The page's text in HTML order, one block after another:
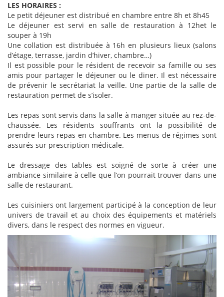
LES HORAIRES :
Le petit déjeuner est distribué en chambre entre 8h et 8h45
Le déjeuner est servi en salle de restauration à 12het le
souper à 19h
Une collation est distribuée à 16h en plusieurs lieux (salons
d’étage, terrasse, jardin d’hiver, chambre…)
Il est possible pour le résident de recevoir sa famille ou ses
amis pour partager le déjeuner ou le diner. Il est nécessaire
de prévenir le secrétariat la veille. Une partie de la salle de
restauration permet de s’isoler.
Les repas sont servis dans la salle à manger située au rez-de-
chaussée. Les résidents souffrants ont la possibilité de
prendre leurs repas en chambre. Les menus de régimes sont
assurés sur prescription médicale.
Le dressage des tables est soigné de sorte à créer une
ambiance similaire à celle que l’on pourrait trouver dans une
salle de restaurant.
Les cuisiniers ont largement participé à la conception de leur
univers de travail et au choix des équipements et matériels
divers, dans le respect des normes en vigueur.